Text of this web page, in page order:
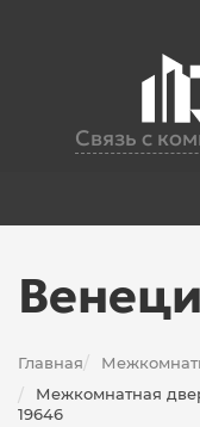
Связь с
Главная/
/
Межкомнатная
19646